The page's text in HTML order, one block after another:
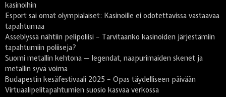
kasinoihin
Esport sai omat olympialaiset: Kasinoille ei odotettavissa vastaavaa
tapahtumaa
Asseblyssä nähtiin pelipoliisi – Tarvitaanko kasinoiden järjestämiin
tapahtumiin poliiseja?
Suomi metallin kehtona — legendat, naapurimaiden skenet ja
metallin syvä voima
Budapestin kesäfestivaali 2025 – Opas täydelliseen päivään
Virtuaalipelitapahtumien suosio kasvaa verkossa